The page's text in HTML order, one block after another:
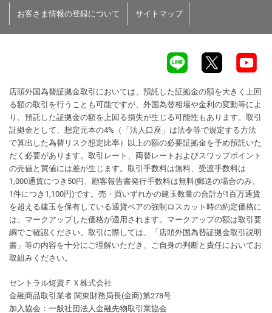
お客さま情報の登録について サイトマップ
店頭外国為替証拠金取引においては、預託した証拠金の額を大きく上回
る額の取引を行うことも可能ですが、外国為替相場や金利の変動等によ
り、預託した証拠金の額を上回る損失が生じる可能性もあります。取引
証拠金として、想定元本の4%（「法人口座」は法令等で規定する方法
で算出した為替リスク想定比率）以上の額の必要証拠金を予め預託いた
だく必要があります。取引レート、両替レートおよびスワップポイント
の売値と買値には差が生じます。取引手数料は無料、受渡手数料は
1,000通貨につき50円、顧客報告書発行手数料は無料(郵送の場合のみ、
1件につき1,100円)です。売・買いずれかの建玉数量の合計が1百万通貨
を超える建玉を保有している通貨ペアの強制ロスカット時の約定価格に
は、マークアップした価格が適用されます。マークアップの額は取引要
綱でご確認ください。取引に際しては、「店頭外国為替証拠金取引説明
書」等の内容を十分にご理解いただき、ご自身の判断と責任においてお
取組みください。
セントラル短資ＦＸ株式会社
金融商品取引業者 関東財務局長(金商)第278号
加入協会：一般社団法人金融先物取引業協会